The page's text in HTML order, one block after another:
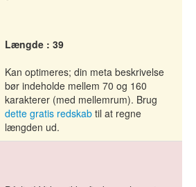
Længde : 39
Kan optimeres; din meta beskrivelse
bør indeholde mellem 70 og 160
karakterer (med mellemrum). Brug
dette gratis redskab til at regne
længden ud.